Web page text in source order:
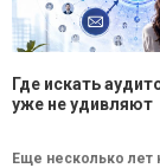
Где искать
уже не удивляют
Еще несколько лет